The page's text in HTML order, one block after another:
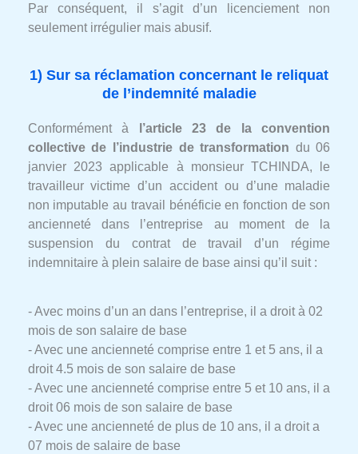
Par conséquent, il s’agit d’un licenciement non
seulement irrégulier mais abusif.
1) Sur sa réclamation concernant le reliquat
de l’indemnité maladie
Conformément à
l’article 23 de la convention
collective de l’industrie de transformation du 06
janvier 2023 applicable à monsieur TCHINDA, le
travailleur victime d’un accident ou d’une maladie
non imputable au travail bénéficie en fonction de son
ancienneté dans l’entreprise au moment de la
suspension du contrat de travail d’un régime
indemnitaire à plein salaire de base ainsi qu’il suit :
- Avec moins d’un an dans l’entreprise, il a droit à 02
mois de son salaire de base
- Avec une ancienneté comprise entre 1 et 5 ans, il a
droit 4.5 mois de son salaire de base
- Avec une ancienneté comprise entre 5 et 10 ans, il a
droit 06 mois de son salaire de base
- Avec une ancienneté de plus de 10 ans, il a droit a
07 mois de salaire de base